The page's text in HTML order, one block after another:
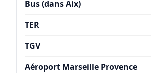
Bus (dans Aix)
TER
TGV
Aéroport Marseille Provence